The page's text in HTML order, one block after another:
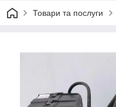
Товари та послуги